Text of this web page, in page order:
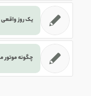
یک روز واقعی
چگونه موتور